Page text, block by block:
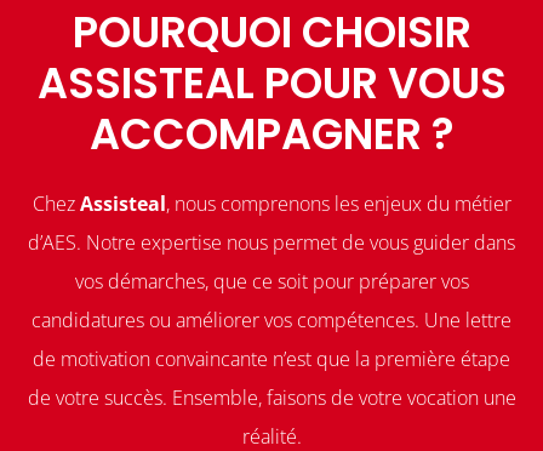
POURQUOI CHOISIR
ASSISTEAL POUR VOUS
ACCOMPAGNER ?
ChezAssisteal, nous comprenons les enjeux du métier
d’AES. Notre expertise nous permet de vous guider dans
vos démarches, que ce soit pour préparer vos
candidatures ou améliorer vos compétences. Une lettre
de motivation convaincante n’est que la première étape
de votre succès. Ensemble, faisons de votre vocation une
réalité.